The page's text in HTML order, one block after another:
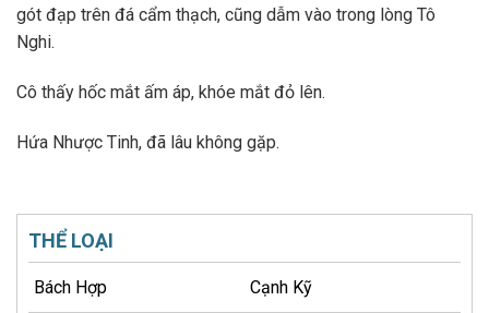
gót đạp trên đá cẩm thạch, cũng dẫm vào trong lòng Tô
Nghi.
Cô thấy hốc mắt ấm áp, khóe mắt đỏ lên.
Hứa Nhược Tinh, đã lâu không gặp.
THỂ LOẠI
Bách Hợp Cạnh Kỹ